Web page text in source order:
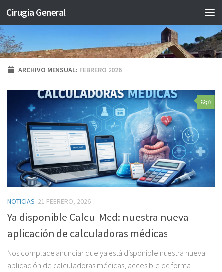
Saltar al contenido
Cirugia General
ARCHIVO MENSUAL: FEBRERO 2026
0
NOTICIAS 21 FEBRERO, 2026
Ya disponible Calcu-Med: nuestra nueva
aplicación de calculadoras médicas
Nos complace anunciar que ya está disponible nuestra nueva
aplicación de calculadoras médicas, accesible de forma